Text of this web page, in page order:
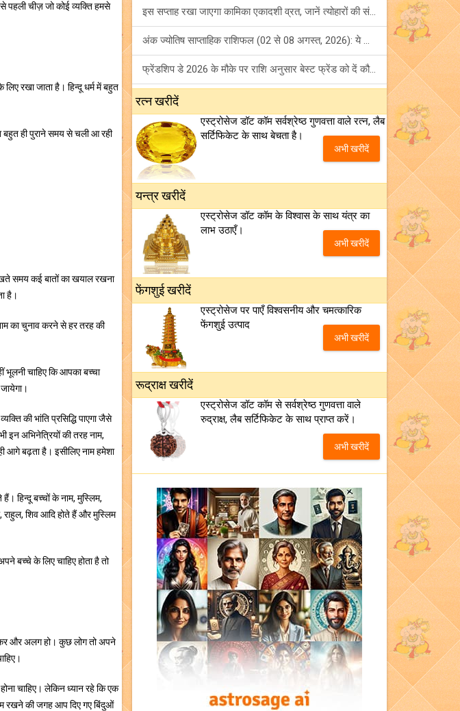
पहली चीज़ जो कोई व्यक्ति हमसे
रखा जाता है। हिन्दू धर्म में बहुत
बहुत ही पुराने समय से चली आ रही
समय कई बातों का खयाल रखना
है।
का चुनाव करने से हर तरह की
चाहिए कि आपका बच्चा
की भांति प्रसिद्धि पाएगा जैसे
इन अभिनेत्रियों की तरह नाम,
आगे बढ़ता है। इसीलिए नाम हमेशा
हिन्दू बच्चों के नाम, मुस्लिम,
राहुल, शिव आदि होते हैं और मुस्लिम
बच्चे के लिए चाहिए होता है तो
और अलग हो। कुछ लोग तो अपने
चाहिए। लेकिन ध्यान रहे कि एक
रखने की जगह आप दिए गए बिंदुओं
इस सप्ताह रखा जाएगा कामिका एकादशी व्रत, जानें त्योहारों की संपूर्ण लिस्ट!
अंक ज्योतिष साप्ताहिक राशिफल (02 से 08 अगस्त, 2026): ये सप्ताह क्यों है खास?
फ्रेंडशिप डे 2026 के मौके पर राशि अनुसार बेस्ट फ्रेंड को दें कौन सा गिफ्ट? जानें
टैरो साप्ताहिक राशिफल (02 से 08 अगस्त, 2026): जानें 12 राशियों का विस्तृत भविष्यफल!
शनि साढ़े साती और ढैय्या से परेशान हैं? शनि कृपा के लिए अवश्य करें शनिवार व्रत!
रत्न खरीदें
एस्ट्रोसेज डॉट कॉम सर्वश्रेष्ठ गुणवत्ता वाले रत्न, लैब
सर्टिफिकेट के साथ बेचता है।
अभी खरीदें
यन्त्र खरीदें
एस्ट्रोसेज डॉट कॉम के विश्वास के साथ यंत्र का
लाभ उठाएँ।
अभी खरीदें
फेंगशुई खरीदें
एस्ट्रोसेज पर पाएँ विश्वसनीय और चमत्कारिक
फेंगशुई उत्पाद
अभी खरीदें
रूद्राक्ष खरीदें
एस्ट्रोसेज डॉट कॉम से सर्वश्रेष्ठ गुणवत्ता वाले
रुद्राक्ष, लैब सर्टिफिकेट के साथ प्राप्त करें।
अभी खरीदें